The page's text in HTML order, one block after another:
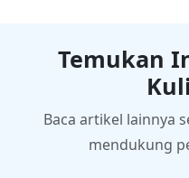
Temukan
Baca artikel lainnya
mendukung